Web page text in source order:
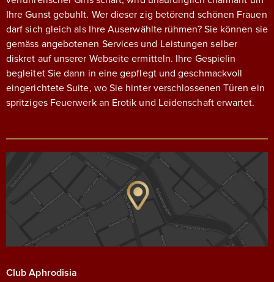
Ihre Gunst gebuhlt. Wer dieser zig betörend schönen Frauen
darf sich gleich als Ihre Auserwählte rühmen? Sie können sie
gemäss angebotenen Services und Leistungen selber
diskret auf unserer Webseite ermitteln. Ihre Gespielin
begleitet Sie dann in eine gepflegt und geschmackvoll
eingerichtete Suite, wo Sie hinter verschlossenen Türen ein
spritziges Feuerwerk an Erotik und Leidenschaft erwartet.
Club Aphrodisia